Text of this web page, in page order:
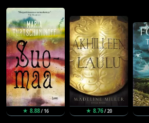
★ 8.88/ 16 ★ 8.76/ 20